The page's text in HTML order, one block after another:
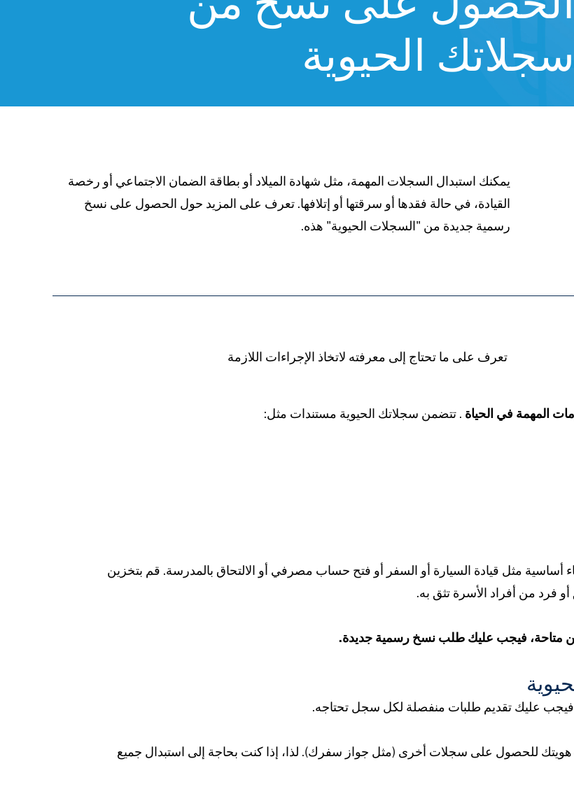
سجلاتك الحيوية
يمكنك استبدال السجلات المهمة، مثل شهادة الميلاد أو بطاقة الضمان الاجتماعي أو رخصة
القيادة، في حالة فقدها أو سرقتها أو إتلافها. تعرف على المزيد حول الحصول على نسخ
رسمية جديدة من "السجلات الحيوية" هذه.
تعرف على ما تحتاج إلى معرفته لاتخاذ الإجراءات اللازمة
المهمة في الحياة . تتضمن سجلاتك الحيوية مستندات مثل:
أساسية مثل قيادة السيارة أو السفر أو فتح حساب مصرفي أو الالتحاق بالمدرسة. قم بتخزين
فرد من أفراد الأسرة تثق به.
متاحة، فيجب عليك طلب نسخ رسمية جديدة.
فيجب عليك تقديم طلبات منفصلة لكل سجل تحتاجه.
هويتك للحصول على سجلات أخرى (مثل جواز سفرك). لذا، إذا كنت بحاجة إلى استبدال جميع